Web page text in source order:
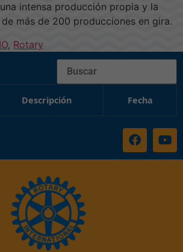
intensa producción propia y la
más de 200 producciones en gira.
, Rotary
Buscar
Descripción Fecha